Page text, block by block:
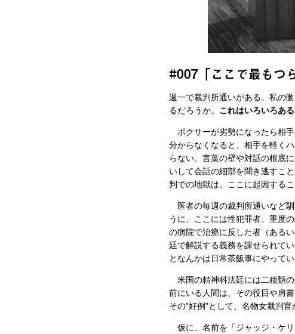
#007「ここで最もつ
週一で裁判所通いがある。私の
るだろうか。 これはいろいろあ
ボクサーが劣勢になったら相
分からなくなると、相手を軽く
らない。言葉の壁や対話の根底
いして会話の細部を聞き逃すこ
判での地獄は、ここに起因するこ
医者の毎週の裁判所通いなど馴
うに、ここには性犯罪者、重度
の病院で治療に反した者（ある
廷で解説する義務を課せられて
となんかは日常茶飯事にやってい
米国の精神科法廷には二種類
前にいる人間は、その役目や肩
その”好例”として、名物女裁判官
仮に、名前を「ジャッジ・ケ